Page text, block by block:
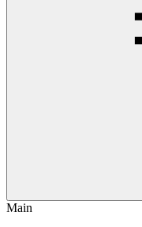
Main